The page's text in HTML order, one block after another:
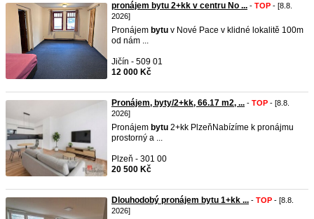
pronájem bytu 2+kk v centru No ... - TOP - [8.8.
2026]
Pronájem bytu v Nové Pace v klidné lokalitě 100m
od nám ...
Jičín - 509 01
12 000 Kč
Pronájem, byty/2+kk, 66.17 m2, ... - TOP - [8.8.
2026]
Pronájem bytu 2+kk PlzeňNabízíme k pronájmu
prostorný a ...
Plzeň - 301 00
20 500 Kč
Dlouhodobý pronájem bytu 1+kk ... - TOP - [8.8.
2026]